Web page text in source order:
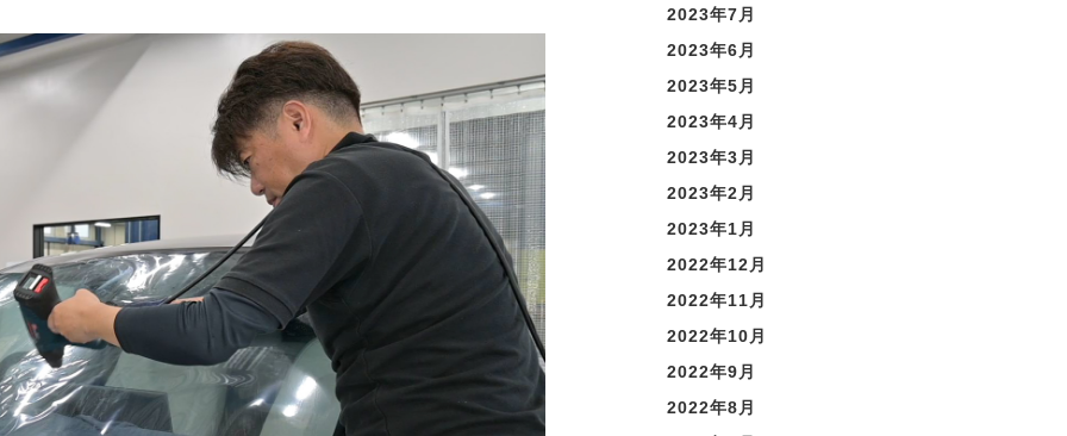
2023年7月
2023年6月
2023年5月
2023年4月
2023年3月
2023年2月
2023年1月
2022年12月
2022年11月
2022年10月
2022年9月
2022年8月